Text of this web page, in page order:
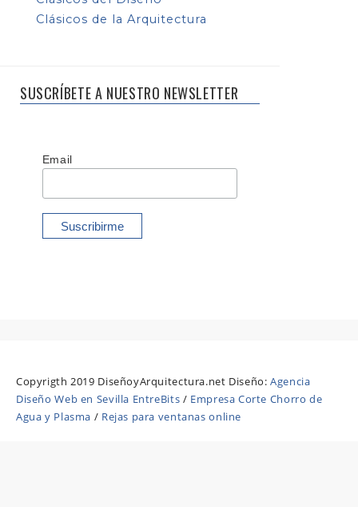
Clásicos de la Arquitectura
SUSCRÍBETE A NUESTRO NEWSLETTER
Email
Copyrigth 2019 DiseñoyArquitectura.net Diseño:Agencia
Diseño Web en Sevilla EntreBits / Empresa Corte Chorro de
Agua y Plasma / Rejas para ventanas online